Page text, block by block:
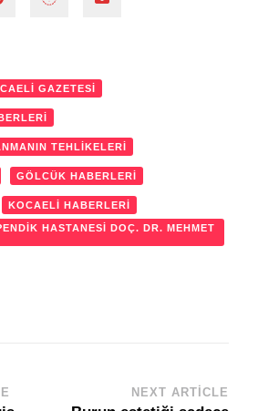
GAZETESI
TEHLIKELERI
GÖLCÜK HABERLERI
KOCAELI HABERLERI
HASTANESI DOÇ. DR. MEHMET
NEXT ARTICLE